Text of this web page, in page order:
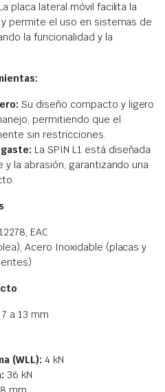
placa lateral móvil facilita la
permite el uso en sistemas de
la funcionalidad y la
Su diseño compacto y ligero
permitiendo que el
sin restricciones.
La SPIN L1 está diseñada
la abrasión, garantizando una
EAC
Acero Inoxidable (placas y
7 a 13 mm
(WLL): 4 kN
36 kN